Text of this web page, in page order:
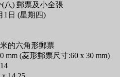
(八) 郵票及小全張
1日 (星期四)
的六角形郵票
mm (菱形郵票尺寸:60 x 30 mm)